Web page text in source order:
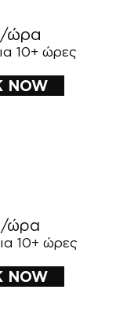
/ώρα
10+ ώρες
NOW
/ώρα
10+ ώρες
NOW